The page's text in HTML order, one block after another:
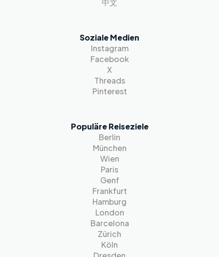
中文
Soziale Medien
Instagram
Facebook
X
Threads
Pinterest
Populäre Reiseziele
Berlin
München
Wien
Paris
Genf
Frankfurt
Hamburg
London
Barcelona
Zürich
Köln